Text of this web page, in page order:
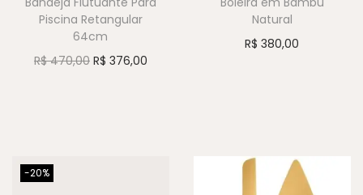
Piscina Retangular
64cm
R$470,00 R$ 376,00
Natural
R$ 380,00
-20%